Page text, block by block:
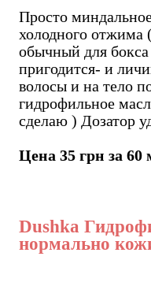
Просто
холодного отжима
обычный для бокса
пригодится- и
волосы и на тело
гидрофильное
сделаю ) Дозатор
Цена 35 грн за 60
Dushka
нормально